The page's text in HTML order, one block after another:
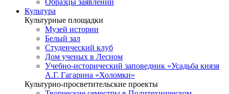
Культура
Культурные площадки
Музей истории
Белый зал
Студенческий клуб
Дом ученых в Лесном
Учебно-исторический заповедник «Усадьба князя
А.Г. Гагарина «Холомки»
Культурно-просветительские проекты